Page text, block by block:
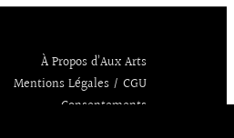
À Propos d’Aux Arts
Mentions Légales / CGU
Consentements